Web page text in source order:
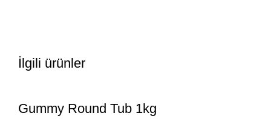
İlgili ürünler
Gummy Round Tub 1kg